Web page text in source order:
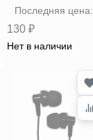
Последняя цена:
130 ₽
Нет в наличии